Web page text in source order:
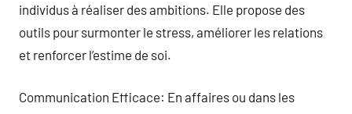
individus à réaliser des ambitions. Elle propose des
outils pour surmonter le stress, améliorer les relations
et renforcer l’estime de soi.
Communication Efficace: En affaires ou dans les